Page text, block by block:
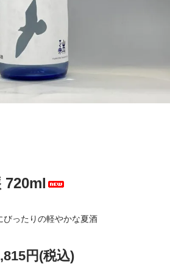
720ml
びったりの軽やかな夏酒
円(税込)